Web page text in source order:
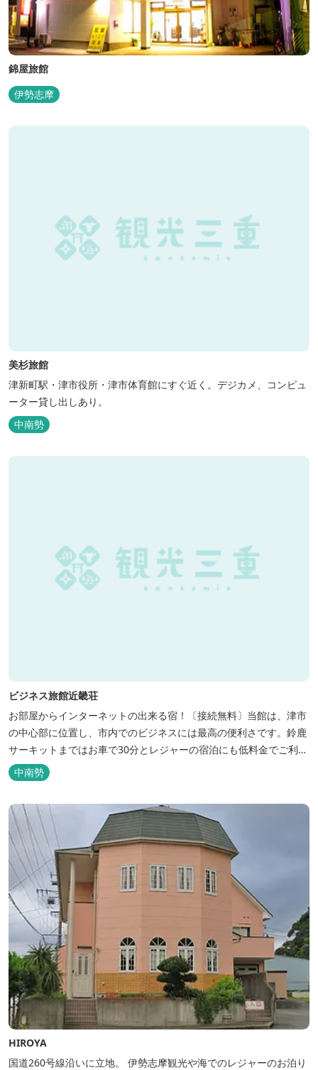
錦屋旅館
伊勢志摩
美杉旅館
津新町駅・津市役所・津市体育館にすぐ近く。デジカメ、コンピュ
ーター貸し出しあり。
中南勢
ビジネス旅館近畿荘
お部屋からインターネットの出来る宿！〔接続無料〕当館は、津市
の中心部に位置し、市内でのビジネスには最高の便利さです。鈴鹿
サーキットまではお車で30分とレジャーの宿泊にも低料金でご利用
いただけます。
中南勢
HIROYA
国道260号線沿いに立地。 伊勢志摩観光や海でのレジャーのお泊り